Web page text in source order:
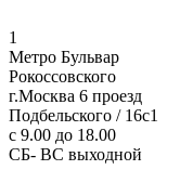
1
Метро Бульвар
Рокоссовского
г.Москва 6 проезд
Подбельского / 16с1
c 9.00 до 18.00
СБ- ВС выходной